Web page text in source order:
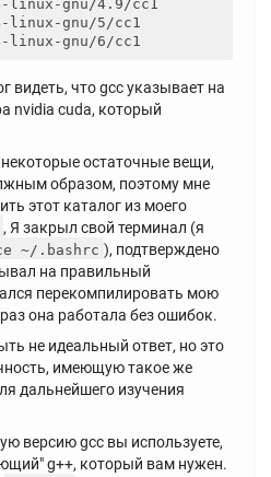
linux-gnu/4.9/cc1
linux-gnu/5/cc1
видеть, что gcc указывает на
nvidia cuda, который
остаточные вещи,
образом, поэтому мне
этот каталог из моего
, Я закрыл свой терминал (я
~/.bashrc ), подтверждено
на правильный
перекомпилировать мою
она работала без ошибок.
не идеальный ответ, но это
имеющую такое же
дальнейшего изучения
версию gcc вы используете,
g++, который вам нужен.